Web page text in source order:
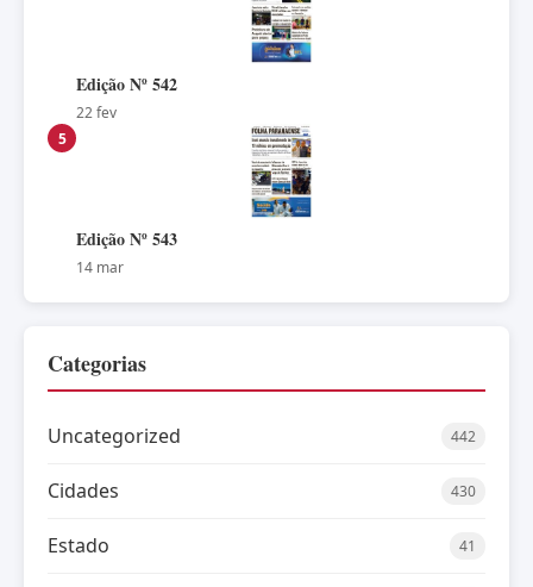
Edição Nº 542
22 fev
5
Edição Nº 543
14 mar
Categorias
Uncategorized 442
Cidades 430
Estado 41